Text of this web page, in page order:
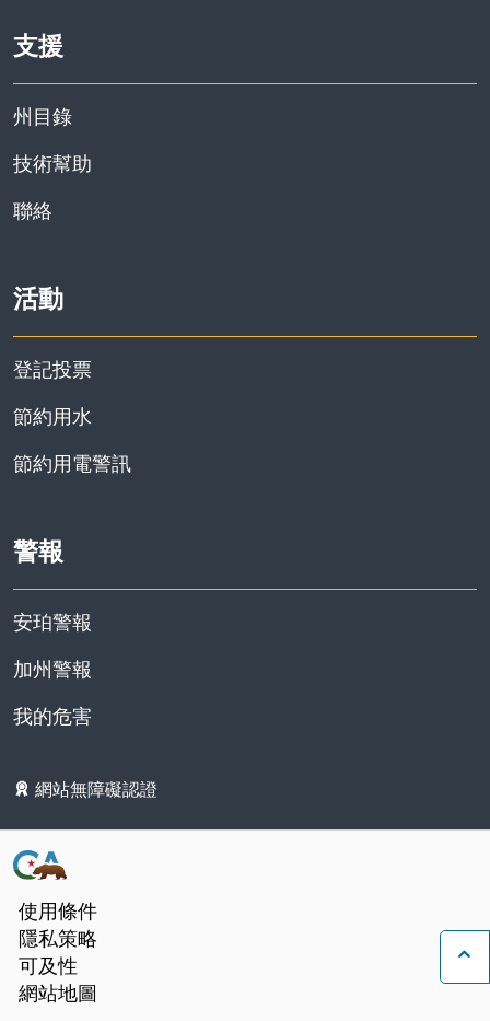
支援
州目錄
技術幫助
聯絡
活動
登記投票
節約用水
節約用電警訊
警報
安珀警報
加州警報
我的危害
網站無障礙認證
使用條件
隱私策略
可及性
網站地圖
返